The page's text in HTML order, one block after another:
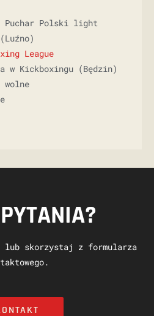
Puchar Polski light
League
w Kickboxingu (Będzin)
lub skorzystaj z formularza